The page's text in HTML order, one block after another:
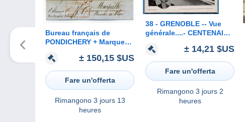
Bureau français de
PONDICHERY + Marque
par Marseille + port Payé (
croissant indien) / 1853
± 150,15 $US
Fare un'offerta
Rimangono 3 jours 13
heures
38 - GRENOBLE -- Vue
générale....- CENTENAIRE
± 14,21 $US
Fare un'offerta
Rimangono 3 jours 2
heures